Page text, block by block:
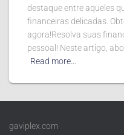
destaque entre aqueles
financeiras delicadas.
agora!Resolva suas
pessoal! Neste artigo,
Read more…
gaviplex.com